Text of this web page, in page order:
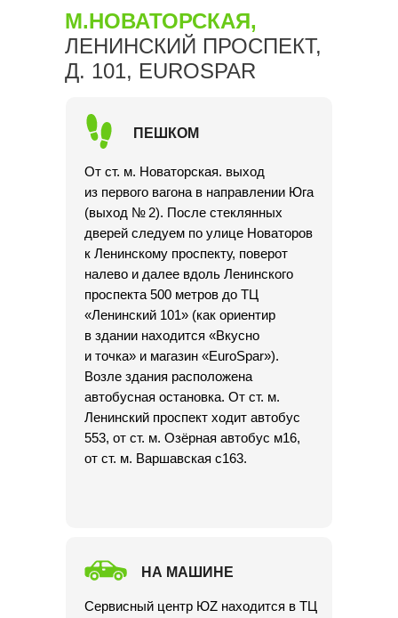
ПЕШКОМ
НА МАШИНЕ
От ст. м. Новаторская. выход
из первого вагона в направлении Юга
(выход № 2). После стеклянных
дверей следуем по улице Новаторов
к Ленинскому проспекту, поверот
налево и далее вдоль Ленинского
проспекта 500 метров до ТЦ
«Ленинский 101» (как ориентир
в здании находится «Вкусно
и точка» и магазин «EuroSpar»).
Возле здания расположена
автобусная остановка. От ст. м.
Ленинский проспект ходит автобус
553, от ст. м. Озёрная автобус м16,
от ст. м. Варшавская с163.
Сервисный центр ЮZ находится в ТЦ
М.НОВАТОРСКАЯ,
ЛЕНИНСКИЙ ПРОСПЕКТ,
Д. 101, EUROSPAR